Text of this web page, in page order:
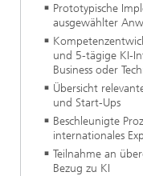
Prototypische
ausgewählter
und 5-tägige KI-
Business oder
Übersicht
und Start-Ups​
Beschleunigte
internationales
Teilnahme an
Bezug zu KI